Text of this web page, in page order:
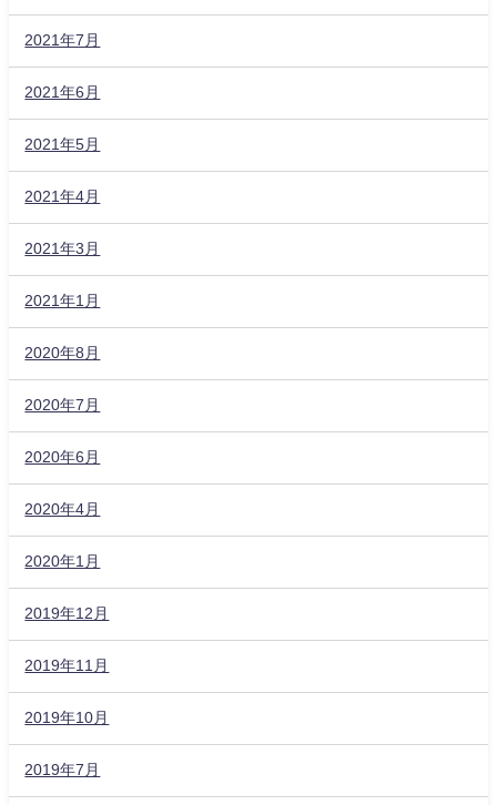
2021年7月
2021年6月
2021年5月
2021年4月
2021年3月
2021年1月
2020年8月
2020年7月
2020年6月
2020年4月
2020年1月
2019年12月
2019年11月
2019年10月
2019年7月